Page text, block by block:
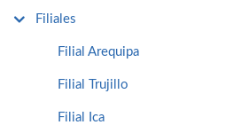
Filiales
Filial Arequipa
Filial Trujillo
Filial Ica